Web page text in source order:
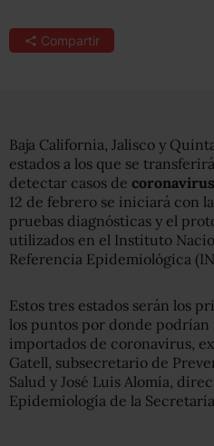
Compartir
Baja California, Jalisco y
estados a los que se
detectar casos de coronavirus
12 de febrero se iniciará con
pruebas diagnósticas y el
utilizados en el Instituto
Referencia Epidemiológica
Estos tres estados serán los
los puntos por donde podrían
importados de coronavirus,
Gatell, subsecretario de
Salud y José Luis Alomía,
Epidemiología de la